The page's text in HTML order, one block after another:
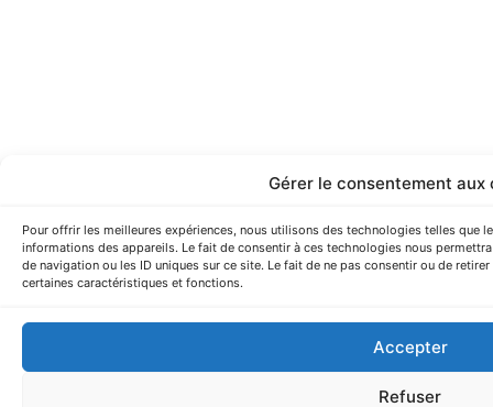
Gérer le consentement aux
Pour offrir les meilleures expériences, nous utilisons des technologies telles que
informations des appareils. Le fait de consentir à ces technologies nous
de navigation ou les ID uniques sur ce site. Le fait de ne pas consentir ou de
certaines caractéristiques et fonctions.
Accepter
Refuser